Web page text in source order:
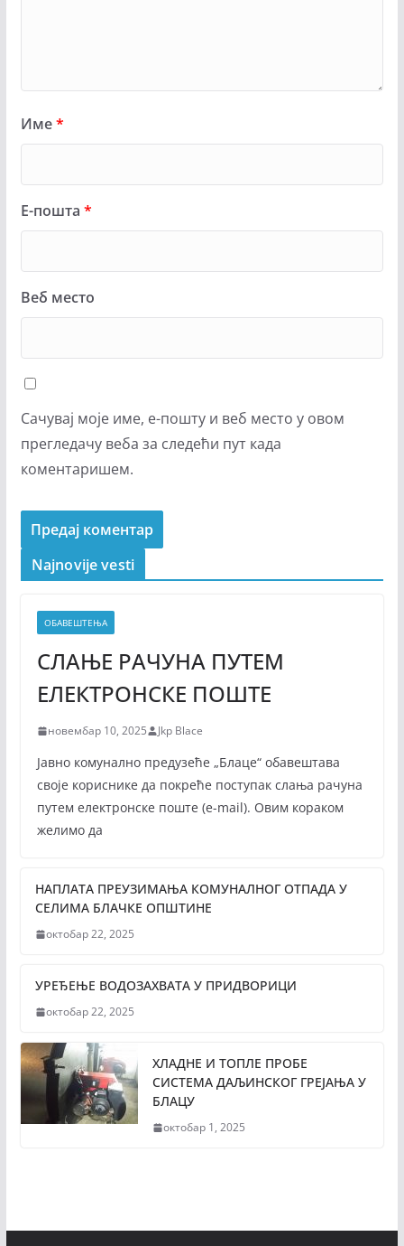
Име*
Е-пошта *
Веб место
Сачувај моје име, е-пошту и веб место у овом
прегледачу веба за следећи пут када
коментаришем.
Najnovije vesti
ОБАВЕШТЕЊА
СЛАЊЕ РАЧУНА ПУТЕМ
ЕЛЕКТРОНСКЕ ПОШТЕ
новембар 10, 2025 Jkp Blace
Јавно комунално предузеће „Блаце“ обавештава
своје кориснике да покреће поступак слања рачуна
путем електронске поште (е-mail). Овим кораком
желимо да
НАПЛАТА ПРЕУЗИМАЊА КОМУНАЛНОГ ОТПАДА У
СЕЛИМА БЛАЧКЕ ОПШТИНЕ
октобар 22, 2025
УРЕЂЕЊЕ ВОДОЗАХВАТА У ПРИДВОРИЦИ
октобар 22, 2025
ХЛАДНЕ И ТОПЛЕ ПРОБЕ
СИСТЕМА ДАЉИНСКОГ ГРЕЈАЊА У
БЛАЦУ
октобар 1, 2025